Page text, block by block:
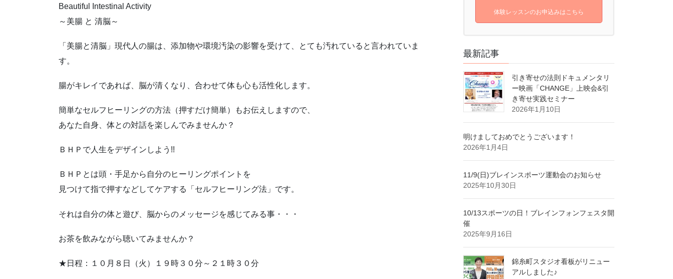
Beautiful Intestinal Activity
～美腸 と 清脳～
「美腸と清脳」現代人の腸は、添加物や環境汚染の影響を受けて、とても汚れていると言われていま
す。
腸がキレイであれば、脳が清くなり、合わせて体も心も活性化します。
簡単なセルフヒーリングの方法（押すだけ簡単）もお伝えしますので、
あなた自身、体との対話を楽しんでみませんか？
ＢＨＰで人生をデザインしよう!!
ＢＨＰとは頭・手足から自分のヒーリングポイントを
見つけて指で押すなどしてケアする「セルフヒーリング法」です。
それは自分の体と遊び、脳からのメッセージを感じてみる事・・・
お茶を飲みながら聴いてみませんか？
★日程：１０月８日（火）１９時３０分～２１時３０分
体験レッスンのお申込みはこちら
最新記事
引き寄せの法則ドキュメンタリ
ー映画「CHANGE」上映会&引
き寄せ実践セミナー
2026年1月10日
明けましておめでとうございます！
2026年1月4日
11/9(日)ブレインスポーツ運動会のお知らせ
2025年10月30日
10/13スポーツの日！ブレインフォンフェスタ開
催
2025年9月16日
錦糸町スタジオ看板がリニュー
アルしました♪